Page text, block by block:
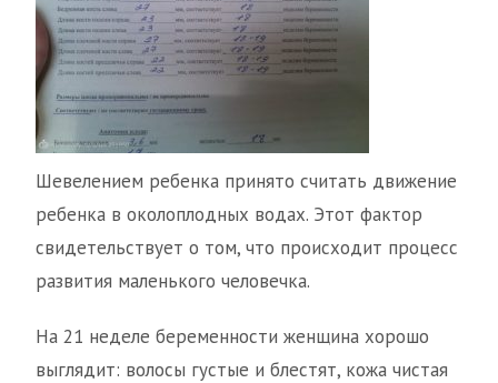
Шевелением ребенка принято считать движение
ребенка в околоплодных водах. Этот фактор
свидетельствует о том, что происходит процесс
развития маленького человечка.
На 21 неделе беременности женщина хорошо
выглядит: волосы густые и блестят, кожа чистая